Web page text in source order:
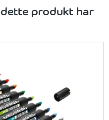
produkt har